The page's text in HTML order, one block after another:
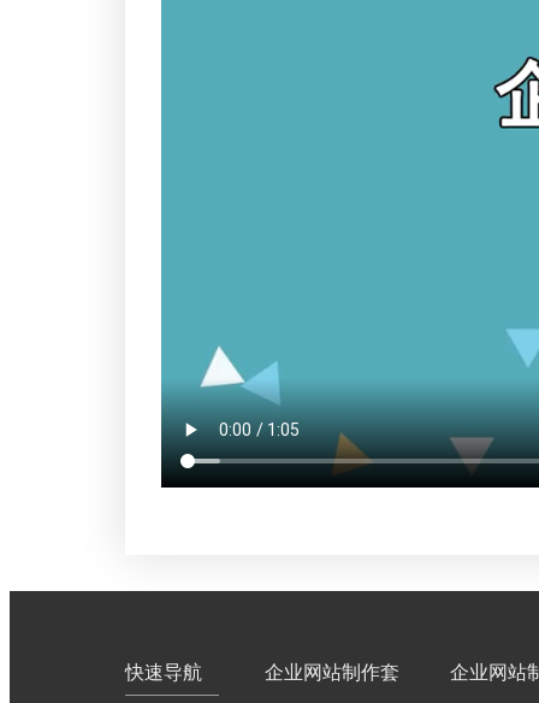
快速导航 企业网站制作套 企业网站